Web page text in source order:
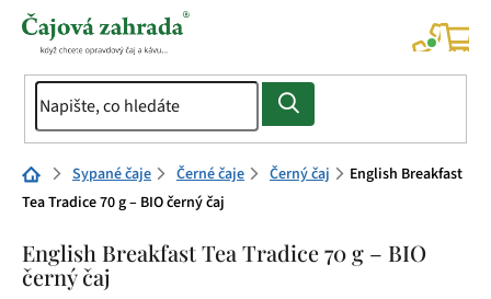
Přejít
Domů Sypané čaje Černé čaje Černý čaj
English Breakfast
Tea Tradice 70 g – BIO černý čaj
English Breakfast Tea Tradice 70 g – BIO
černý čaj